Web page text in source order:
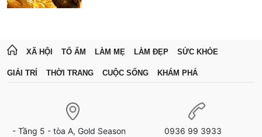
XÃ HỘI TỔ ẤM LÀM MẸ LÀM ĐẸP SỨC KHỎE
GIẢI TRÍ THỜI TRANG CUỘC SỐNG KHÁM PHÁ
- Tầng 5 - tòa A, Gold Season
0936 99 3933